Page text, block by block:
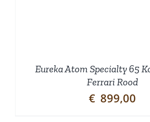
Eureka Atom Specialty 65
Ferrari Rood
€ 899,00